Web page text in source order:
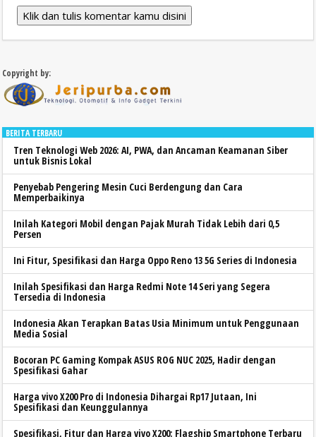
Klik dan tulis komentar kamu disini
Copyright by:
BERITA TERBARU
Tren Teknologi Web 2026: AI, PWA, dan Ancaman Keamanan Siber
untuk Bisnis Lokal
Penyebab Pengering Mesin Cuci Berdengung dan Cara
Memperbaikinya
Inilah Kategori Mobil dengan Pajak Murah Tidak Lebih dari 0,5
Persen
Ini Fitur, Spesifikasi dan Harga Oppo Reno 13 5G Series di Indonesia
Inilah Spesifikasi dan Harga Redmi Note 14 Seri yang Segera
Tersedia di Indonesia
Indonesia Akan Terapkan Batas Usia Minimum untuk Penggunaan
Media Sosial
Bocoran PC Gaming Kompak ASUS ROG NUC 2025, Hadir dengan
Spesifikasi Gahar
Harga vivo X200 Pro di Indonesia Dihargai Rp17 Jutaan, Ini
Spesifikasi dan Keunggulannya
Spesifikasi, Fitur dan Harga vivo X200: Flagship Smartphone Terbaru